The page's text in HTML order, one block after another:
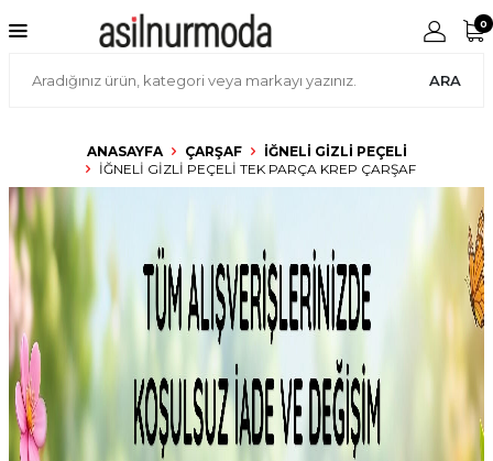
ARA
0
ANASAYFA ÇARŞAF
İĞNELI GIZLI PEÇELI
İĞNELI GIZLI PEÇELI TEK PARÇA KREP ÇARŞAF